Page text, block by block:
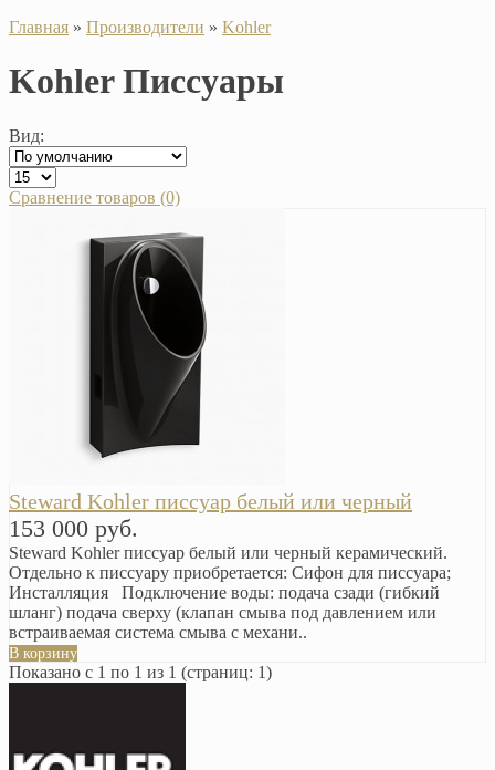
Главная » Производители » Kohler
Kohler Писсуары
Вид:
Сравнение товаров (0)
Steward Kohler писсуар белый или черный
153 000 руб.
Steward Kohler писсуар белый или черный керамический.
Отдельно к писсуару приобретается: Сифон для писсуара;
Инсталляция Подключение воды: подача сзади (гибкий
шланг) подача сверху (клапан смыва под давлением или
встраиваемая система смыва с механи..
В корзину
Показано с 1 по 1 из 1 (страниц: 1)